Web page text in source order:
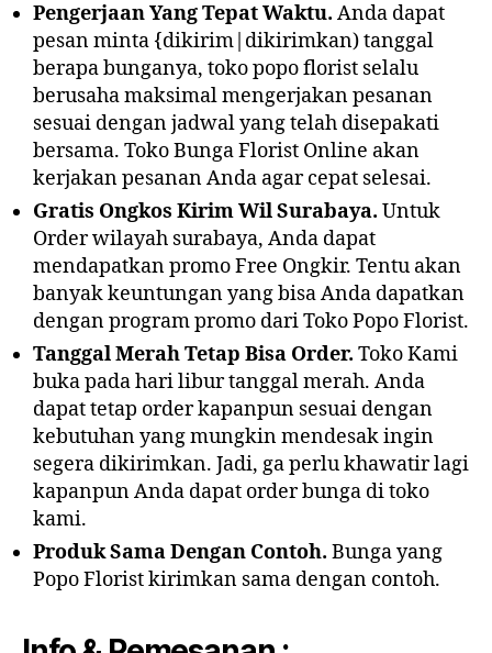
Pengerjaan Yang Tepat Waktu. Anda dapat
pesan minta {dikirim|dikirimkan) tanggal
berapa bunganya, toko popo florist selalu
berusaha maksimal mengerjakan pesanan
sesuai dengan jadwal yang telah disepakati
bersama. Toko Bunga Florist Online akan
kerjakan pesanan Anda agar cepat selesai.
Gratis Ongkos Kirim Wil Surabaya. Untuk
Order wilayah surabaya, Anda dapat
mendapatkan promo Free Ongkir. Tentu akan
banyak keuntungan yang bisa Anda dapatkan
dengan program promo dari Toko Popo Florist.
Tanggal Merah Tetap Bisa Order. Toko Kami
buka pada hari libur tanggal merah. Anda
dapat tetap order kapanpun sesuai dengan
kebutuhan yang mungkin mendesak ingin
segera dikirimkan. Jadi, ga perlu khawatir lagi
kapanpun Anda dapat order bunga di toko
kami.
Produk Sama Dengan Contoh. Bunga yang
Popo Florist kirimkan sama dengan contoh.